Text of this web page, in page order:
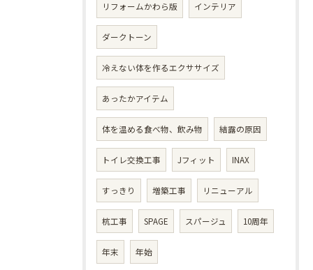
リフォームかわら版 インテリア
ダークトーン
冷えない体を作るエクササイズ
あったかアイテム
体を温める食べ物、飲み物 結露の原因
トイレ交換工事 Jフィット INAX
すっきり 増築工事 リニューアル
杭工事 SPAGE スパージュ 10周年
年末 年始